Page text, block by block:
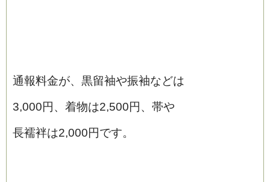
通報料金が、黒留袖や振袖などは
3,000円、着物は2,500円、帯や
長襦袢は2,000円です。